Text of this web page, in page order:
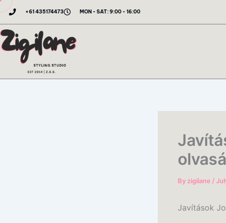
Skip
content
+61 435174473 MON - SAT: 9:00 - 16:00
By zigilane /
Javítások